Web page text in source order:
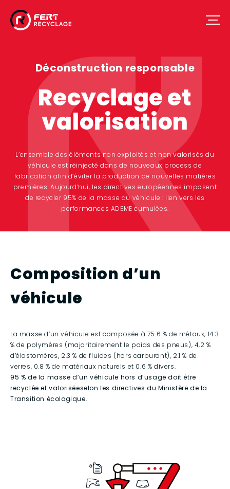
Déconstruction responsable
Recyclage et
valorisation
L’ensemble des éléments non exploités et non valorisés du
véhicule est réinjecté dans de nouveaux process de
fabrication afin d’éviter la production de nouvelles matières
premières. Aujourd’hui, les directives européennes imposent
de recycler 95% de la masse du véhicule : lien vers les
performances ADEME cumulées.
Composition d’un
véhicule
La masse d’un véhicule est composée à 75.6 % de métaux, 14.3
% de polymères (majoritairement le poids des pneus), 4,2 %
d’élastomères, 2.3 % de fluides (hors carburant), 2.1 % de
verres, 0.8 % de matériaux naturels et 0.6 % divers.
95 % de la masse d’un véhicule hors d’usage doit être
recyclée et valoriséeselon les directives du Ministère de la
Transition écologique.